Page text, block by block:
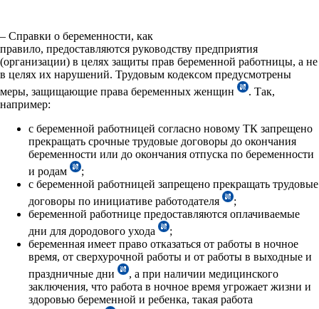
– Справки о беременности, как
правило, предоставляются руководству предприятия
(организации) в целях защиты прав беременной работницы, а не
в целях их нарушений. Трудовым кодексом предусмотрены
меры, защищающие права беременных женщин
. Так,
например:
с беременной работницей согласно новому ТК запрещено
прекращать срочные трудовые договоры до окончания
беременности или до окончания отпуска по беременности
и родам
;
с беременной работницей запрещено прекращать трудовые
договоры по инициативе работодателя
;
беременной работнице предоставляются оплачиваемые
дни для дородового ухода
;
беременная имеет право отказаться от работы в ночное
время, от сверхурочной работы и от работы в выходные и
праздничные дни
, а при наличии медицинского
заключения, что работа в ночное время угрожает жизни и
здоровью беременной и ребенка, такая работа